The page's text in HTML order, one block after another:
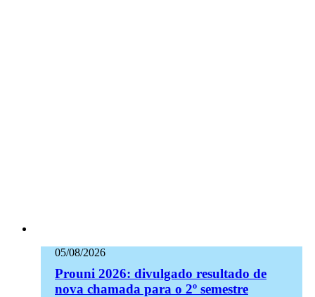
05/08/2026
Prouni 2026: divulgado resultado de
nova chamada para o 2º semestre